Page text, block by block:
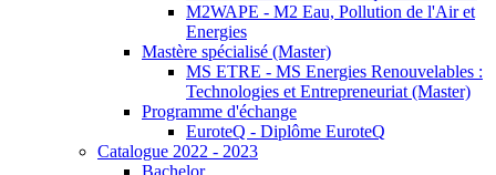
M2WAPE - M2 Eau, Pollution de l'Air et
Energies
Mastère spécialisé (Master)
MS ETRE - MS Energies Renouvelables :
Technologies et Entrepreneuriat (Master)
Programme d'échange
EuroteQ - Diplôme EuroteQ
Catalogue 2022 - 2023
Bachelor